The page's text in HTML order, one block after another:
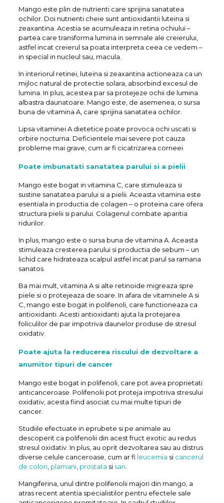
Mango este plin de nutrienti care sprijina sanatatea
ochilor. Doi nutrienti cheie sunt antioxidantii luteina si
zeaxantina. Acestia se acumuleaza in retina ochiului –
partea care transforma lumina in semnale ale creierului,
astfel incat creierul sa poata interpreta ceea ce vedem –
in special in nucleul sau, macula.
In interiorul retinei, luteina si zeaxantina actioneaza ca un
mijloc natural de protectie solara, absorbind excesul de
lumina. In plus, acestea par sa protejeze ochii de lumina
albastra daunatoare. Mango este, de asemenea, o sursa
buna de vitamina A, care sprijina sanatatea ochilor.
Lipsa vitaminei A dietetice poate provoca ochi uscati si
orbire nocturna. Deficientele mai severe pot cauza
probleme mai grave, cum ar fi cicatrizarea corneei.
Poate imbunatati sanatatea parului si a pielii
Mango este bogat in vitamina C, care stimuleaza si
sustine sanatatea parului si a pielii. Aceasta vitamina este
esentiala in productia de colagen – o proteina care ofera
structura pielii si parului. Colagenul combate aparitia
ridurilor.
In plus, mango este o sursa buna de vitamina A. Aceasta
stimuleaza cresterea parului si productia de sebum – un
lichid care hidrateaza scalpul astfel incat parul sa ramana
sanatos.
Ba mai mult, vitamina A si alte retinoide migreaza spre
piele si o protejeaza de soare. In afara de vitaminele A si
C, mango este bogat in polifenoli, care functioneaza ca
antioxidanti. Acesti antioxidanti ajuta la protejarea
foliculilor de par impotriva daunelor produse de stresul
oxidativ.
Poate ajuta la reducerea riscului de dezvoltare a
anumitor tipuri de cancer
Mango este bogat in polifenoli, care pot avea proprietati
anticanceroase. Polifenolii pot proteja impotriva stresului
oxidativ, acesta fiind asociat cu mai multe tipuri de
cancer.
Studiile efectuate in eprubete si pe animale au
descoperit ca polifenolii din acest fruct exotic au redus
stresul oxidativ. In plus, au oprit dezvoltarea sau au distrus
diverse celule canceroase, cum ar fi leucemia si cancerul
de colon plamani, prostata si san
Mangiferina, unul dintre polifenolii majori din mango, a
atras recent atentia specialistilor pentru efectele sale